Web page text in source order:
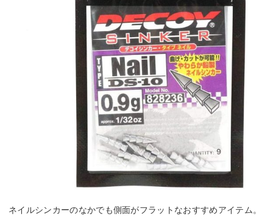
ネイルシンカーのなかでも側面がフラットなおすすめアイテム。